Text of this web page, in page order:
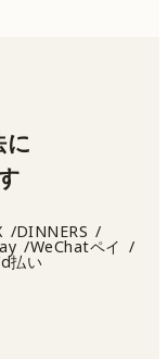
に
DINNERS
WeChatペイ
d払い